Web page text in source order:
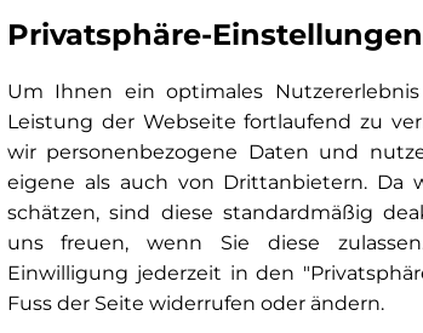
Privatsphäre-Einstellungen
Um Ihnen ein optimales
Leistung der Webseite fortlaufend zu
wir personenbezogene Daten und
eigene als auch von Drittanbietern. Da
schätzen, sind diese standardmäßig
uns freuen, wenn Sie diese
Einwilligung jederzeit in den
Fuss der Seite widerrufen oder ändern.
modernster
zu finden und
Für
technisch